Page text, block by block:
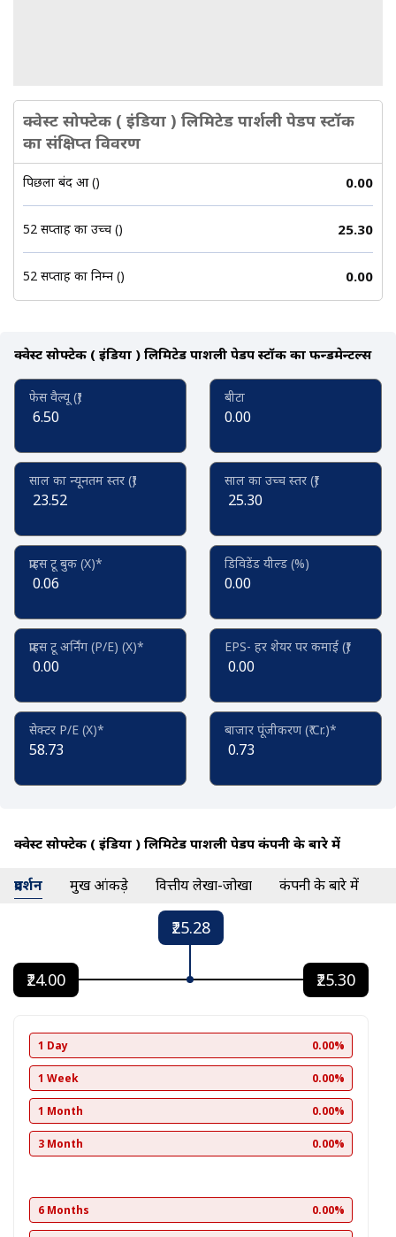
क्वेस्ट सोफ्टेक ( इंडिया ) लिमिटेड पार्शली पेडप स्टॉक
का संक्षिप्त विवरण
पिछला बंद हुआ (₹) 0.00
52 सप्ताह का उच्च (₹) 25.30
52 सप्ताह का निम्न (₹) 0.00
क्वेस्ट सोफ्टेक ( इंडिया ) लिमिटेड पार्शली पेडप स्टॉक का फन्डमेन्टल्स
फेस वैल्यू (₹)
6.50
बीटा
0.00
साल का न्यूनतम स्तर (₹)
23.52
साल का उच्च स्तर (₹)
25.30
प्राइस टू बुक (X)*
0.06
डिविडेंड यील्ड (%)
0.00
प्राइस टू अर्निंग (P/E) (X)*
0.00
EPS- हर शेयर पर कमाई (₹)
0.00
सेक्टर P/E (X)*
58.73
बाजार पूंजीकरण (₹ Cr.)*
0.73
क्वेस्ट सोफ्टेक ( इंडिया ) लिमिटेड पार्शली पेडप कंपनी के बारे में
प्रदर्शन प्रमुख आंकड़े वित्तीय लेखा-जोखा कंपनी के बारे में
₹25.28
₹24.00 ₹25.30
1 Day 0.00%
1 Week 0.00%
1 Month 0.00%
3 Month 0.00%
6 Months 0.00%